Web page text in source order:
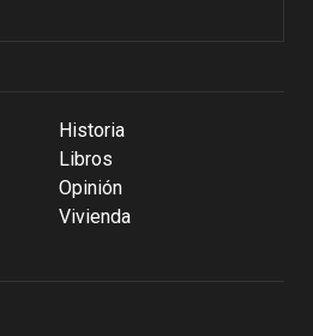
Historia
Libros
Opinión
Vivienda